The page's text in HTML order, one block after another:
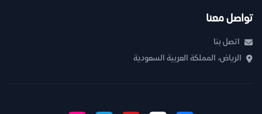
تواصل معنا
اتصل بنا
الرياض، المملكة العربية السعودية